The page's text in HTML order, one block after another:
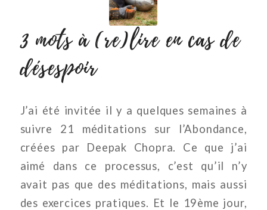
3 mots à (re)lire en cas de
désespoir
J’ai été invitée il y a quelques semaines à
suivre 21 méditations sur l’Abondance,
créées par Deepak Chopra. Ce que j’ai
aimé dans ce processus, c’est qu’il n’y
avait pas que des méditations, mais aussi
des exercices pratiques. Et le 19ème jour,